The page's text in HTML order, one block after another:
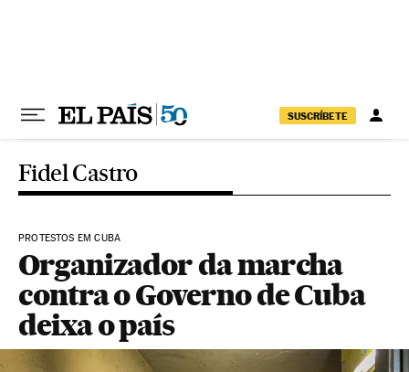
SUSCRÍBETE
Fidel Castro
PROTESTOS EM CUBA
Organizador da marcha
contra o Governo de Cuba
deixa o país